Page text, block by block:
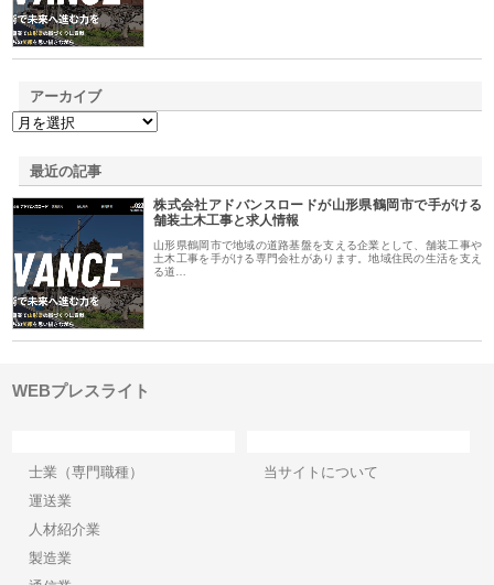
アーカイブ
最近の記事
株式会社アドバンスロードが山形県鶴岡市で手がける
舗装土木工事と求人情報
山形県鶴岡市で地域の道路基盤を支える企業として、舗装工事や
土木工事を手がける専門会社があります。地域住民の生活を支え
る道…
WEBプレスライト
士業（専門職種）
運送業
人材紹介業
製造業
当サイトについて